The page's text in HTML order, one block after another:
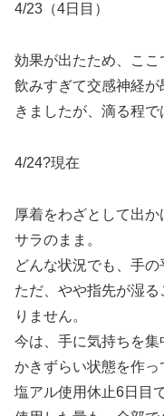
4/23（4日目）
効果が出たため、こ
飲みすぎて交感神経
きましたが、滴る程で
4/24?現在
厚着をわざとして出
サラのまま。
どんな状況でも、手の
ただ、やや指先が湿
りません。
今は、手に気持ちを
かきずらい状態を作っ
塩アル使用休止6日目